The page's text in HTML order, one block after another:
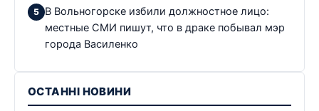
В Вольногорске избили должностное лицо:
местные СМИ пишут, что в драке побывал мэр
города Василенко
ОСТАННІ НОВИНИ